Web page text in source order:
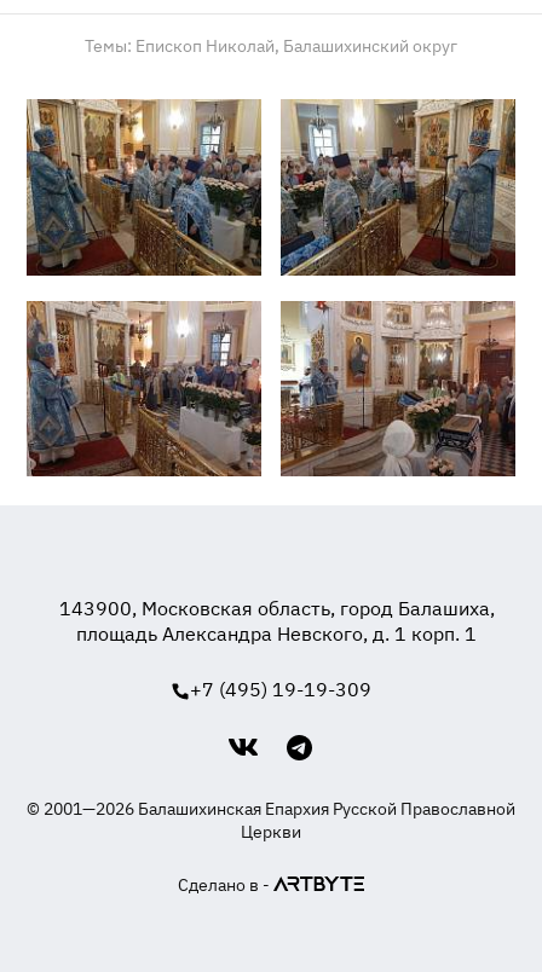
Темы: Епископ Николай, Балашихинский округ
143900, Московская область, город Балашиха,
площадь Александра Невского, д. 1 корп. 1
+7 (495) 19-19-309
© 2001—2026 Балашихинская Епархия Русской Православной
Церкви
Сделано в -